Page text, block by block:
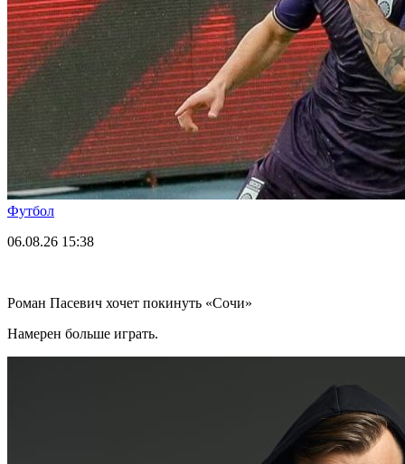
Футбол
06.08.26 15:38
Роман Пасевич хочет покинуть «Сочи»
Намерен больше играть.